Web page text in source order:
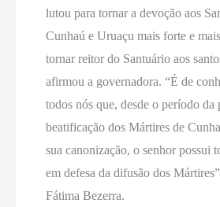
lutou para tornar a devoção aos
Cunhaú e Uruaçu mais forte e
tornar reitor do Santuário aos
afirmou a governadora. “É de
todos nós que, desde o período da
beatificação dos Mártires de
sua canonização, o senhor possui
em defesa da difusão dos
Fátima Bezerra.